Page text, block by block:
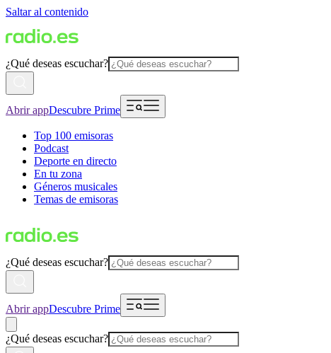
Saltar al contenido
¿Qué deseas escuchar?
Abrir appDescubre Prime
Top 100 emisoras
Podcast
Deporte en directo
En tu zona
Géneros musicales
Temas de emisoras
¿Qué deseas escuchar?
Abrir appDescubre Prime
¿Qué deseas escuchar?